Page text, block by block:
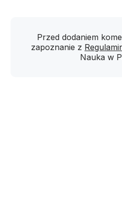
Przed dodaniem
zapoznanie z
Nauka w